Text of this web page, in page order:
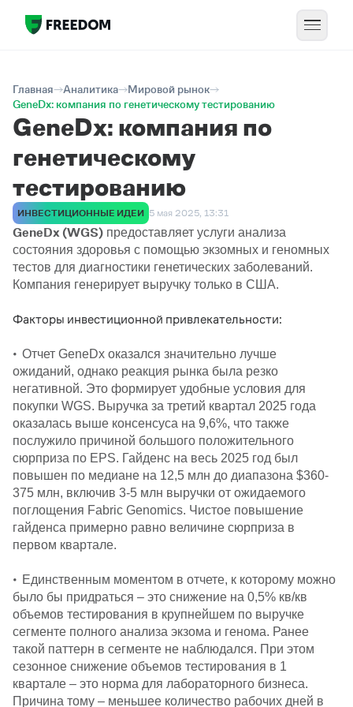
Главная Аналитика
Мировой рынок
GeneDx: компания по генетическому тестированию
GeneDx: компания по
генетическому
тестированию
ИНВЕСТИЦИОННЫЕ ИДЕИ 5 мая 2025, 13:31
GeneDx (WGS) предоставляет услуги анализа
состояния здоровья с помощью экзомных и геномных
тестов для диагностики генетических заболеваний.
Компания генерирует выручку только в США.
Факторы инвестиционной привлекательности:
• Отчет GeneDx оказался значительно лучше
ожиданий, однако реакция рынка была резко
негативной. Это формирует удобные условия для
покупки WGS. Выручка за третий квартал 2025 года
оказалась выше консенсуса на 9,6%, что также
послужило причиной большого положительного
сюрприза по EPS. Гайденс на весь 2025 год был
повышен по медиане на 12,5 млн до диапазона $360-
375 млн, включив 3-5 млн выручки от ожидаемого
поглощения Fabric Genomics. Чистое повышение
гайденса примерно равно величине сюрприза в
первом квартале.
• Единственным моментом в отчете, к которому можно
было бы придраться – это снижение на 0,5% кв/кв
объемов тестирования в крупнейшем по выручке
сегменте полного анализа экзома и генома. Ранее
такой паттерн в сегменте не наблюдался. При этом
сезонное снижение объемов тестирования в 1
квартале – это норма для лабораторного бизнеса.
Причина тому – меньшее количество рабочих дней в